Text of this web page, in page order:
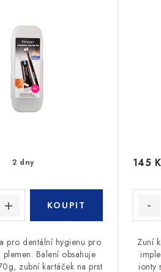
2 dny
pro dentální hygienu pro
plemen. Balení obsahuje
zubní kartáček na prst
145
Zuní
ionty